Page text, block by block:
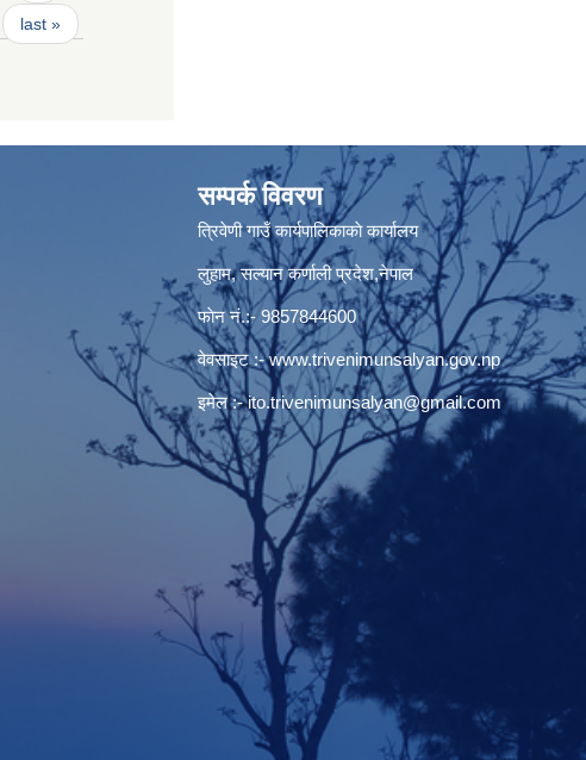
last »
सम्पर्क विवरण
त्रिवेणी गाउँ कार्यपालिकाकाे कार्यालय
लुहाम, सल्यान कर्णाली प्रदेश,नेपाल
फाेन नं.:- 9857844600
वेवसाइट :-www.trivenimunsalyan.gov.np
इमेल :-ito.trivenimunsalyan@gmail.com